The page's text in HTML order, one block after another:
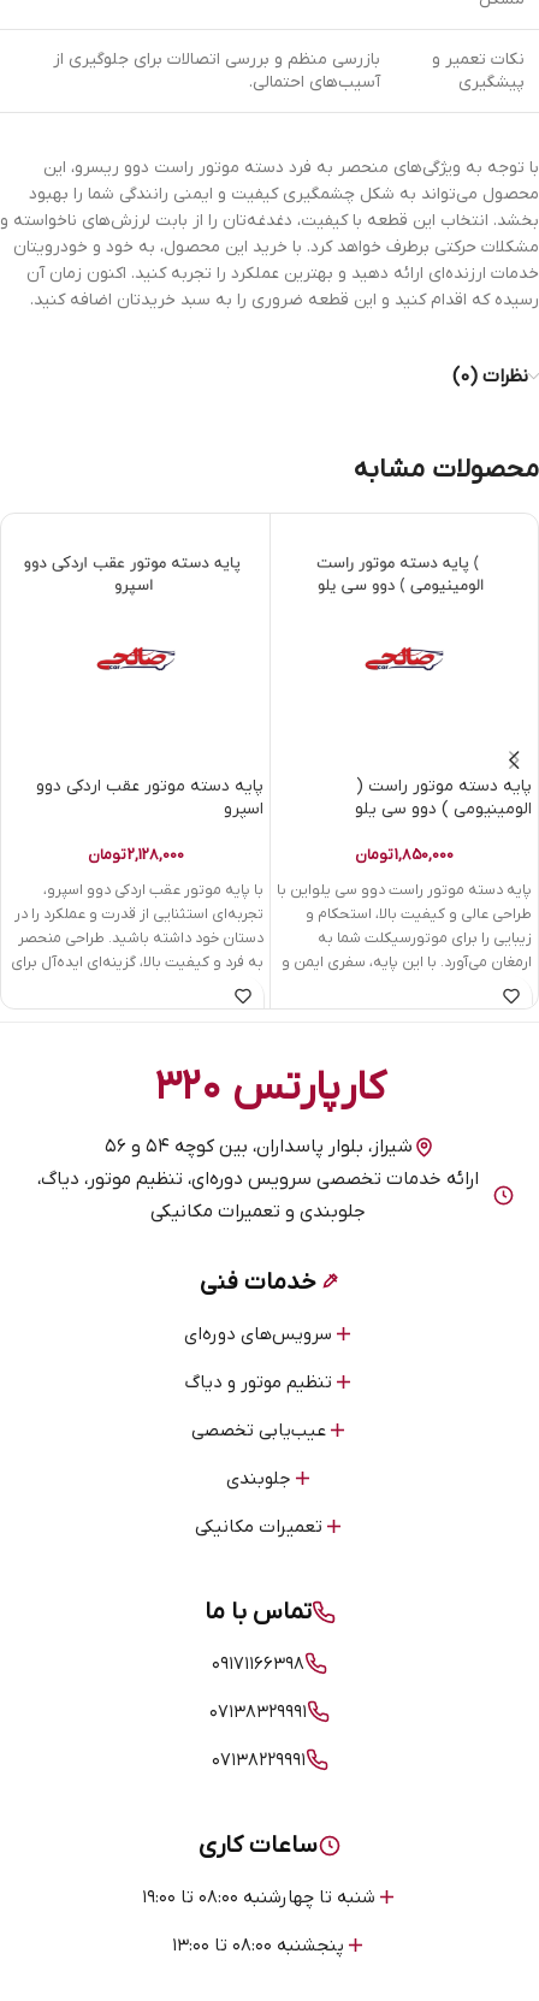
نکات تعمیر و
پیشگیری
بازرسی منظم و بررسی اتصالات برای جلوگیری از
آسیب‌های احتمالی.
با توجه به ویژگی‌های منحصر به فرد دسته موتور راست دوو ریسرو، این
محصول می‌تواند به شکل چشمگیری کیفیت و ایمنی رانندگی شما را بهبود
بخشد. انتخاب این قطعه با کیفیت، دغدغه‌تان را از بابت لرزش‌های ناخواسته و
مشکلات حرکتی برطرف خواهد کرد. با خرید این محصول، به خود و خودرویتان
خدمات ارزنده‌ای ارائه دهید و بهترین عملکرد را تجربه کنید. اکنون زمان آن
رسیده که اقدام کنید و این قطعه ضروری را به سبد خریدتان اضافه کنید.
نظرات (0)
محصولات مشابه
پایه دسته موتور راست (
الومینیومی ) دوو سی یلو
1,850,000تومان
پایه دسته موتور راست دوو سی یلواین با
طراحی عالی و کیفیت بالا، استحکام و
زیبایی را برای موتورسیکلت شما به
ارمغان می‌آورد. با این پایه، سفری ایمن و
لذت‌بخش را تجربه کنید!
پایه دسته موتور عقب اردکی دوو
اسپرو
2,128,000تومان
با پایه موتور عقب اردکی دوو اسپرو،
تجربه‌ای استثنایی از قدرت و عملکرد را در
دستان خود داشته باشید. طراحی منحصر
به فرد و کیفیت بالا، گزینه‌ای ایده‌آل برای
نسل جدید خودروهاست!
کارپارتس ۳۲۰
شیراز، بلوار پاسداران، بین کوچه ۵۴ و ۵۶
ارائه خدمات تخصصی سرویس دوره‌ای، تنظیم موتور، دیاگ،
جلوبندی و تعمیرات مکانیکی
خدمات فنی
سرویس‌های دوره‌ای
تنظیم موتور و دیاگ
عیب‌یابی تخصصی
جلوبندی
تعمیرات مکانیکی
تماس با ما
۰۹۱۷۱۱۶۶۳۹۸
۰۷۱۳۸۳۲۹۹۹۱
۰۷۱۳۸۲۲۹۹۹۱
ساعات کاری
شنبه تا چهارشنبه ۰۸:۰۰ تا ۱۹:۰۰
پنجشنبه ۰۸:۰۰ تا ۱۳:۰۰